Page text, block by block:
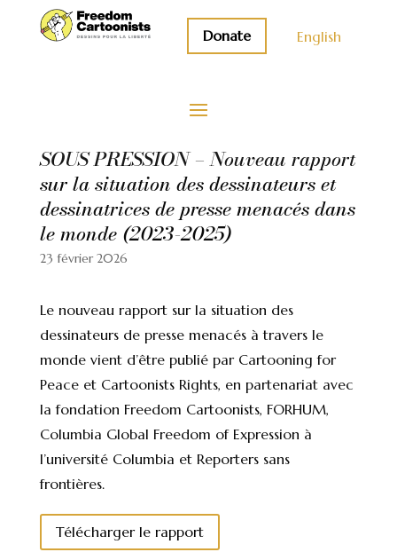
Donate English
SOUS PRESSION – Nouveau rapport
sur la situation des dessinateurs et
dessinatrices de presse menacés dans
le monde (2023-2025)
23 février 2026
Le nouveau rapport sur la situation des
dessinateurs de presse menacés à travers le
monde vient d’être publié par Cartooning for
Peace et Cartoonists Rights, en partenariat avec
la fondation Freedom Cartoonists, FORHUM,
Columbia Global Freedom of Expression à
l’université Columbia et Reporters sans
frontières.
Télécharger le rapport